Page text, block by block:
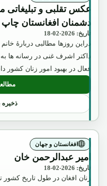
عکس تقلبی و تبلیغاتی
دشمنان افغانستان چاپ
تاریخ: 2026-02-18
دراین روزها مطالبی دربارۀ
داکتر اشرف غنی در رسانه ها
فعال در بهبود امور زنان کشور
ذخیره
افغانستان و جهان
امیر عبدالرحمن خان
تاریخ: 2026-02-18
زنان افغان در طول تاریخ کشور